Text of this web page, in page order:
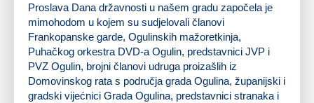
Proslava Dana državnosti u našem gradu započela je
mimohodom u kojem su sudjelovali članovi
Frankopanske garde, Ogulinskih mažoretkinja,
Puhačkog orkestra DVD-a Ogulin, predstavnici JVP i
PVZ Ogulin, brojni članovi udruga proizašlih iz
Domovinskog rata s područja grada Ogulina, županijski i
gradski vijećnici Grada Ogulina, predstavnici stranaka i